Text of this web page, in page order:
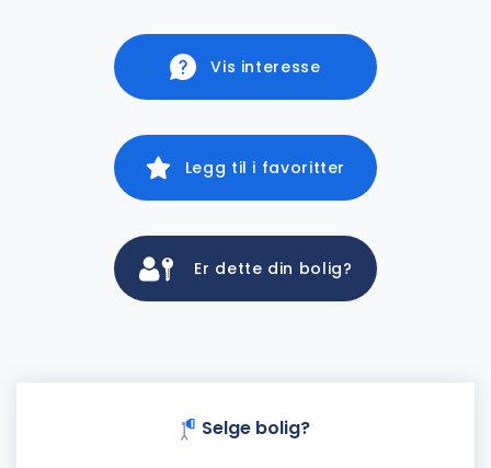
Vis interesse
Legg til i favoritter
Er dette din bolig?
Selge bolig?